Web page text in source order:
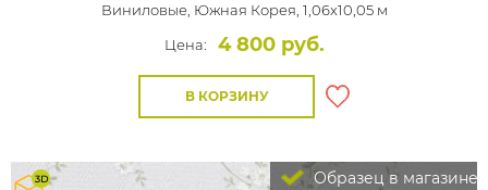
Виниловые, Южная Корея, 1,06x10,05 м
Цена:
4 800 руб.
В КОРЗИНУ
Образец в магазине